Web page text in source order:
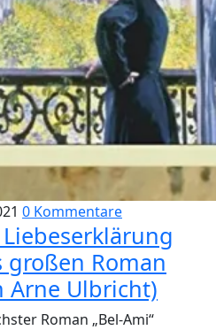
0 Kommentare
Liebeserklärung
großen Roman
Arne Ulbricht)
Roman „Bel-Ami“